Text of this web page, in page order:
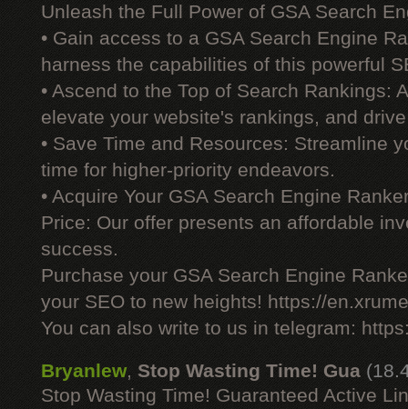
Unleash the Full Power of GSA Search
• Gain access to a GSA Search Engine
harness the capabilities of this powerful
• Ascend to the Top of Search Rankings:
elevate your website's rankings, and
• Save Time and Resources: Streamline
time for higher-priority endeavors.
• Acquire Your GSA Search Engine
Price: Our offer presents an affordable
success.
Purchase your GSA Search Engine
your SEO to new heights! https://
You can also write to us in telegram:
Bryanlew, Stop Wasting Time! Gua
Stop Wasting Time! Guaranteed Active